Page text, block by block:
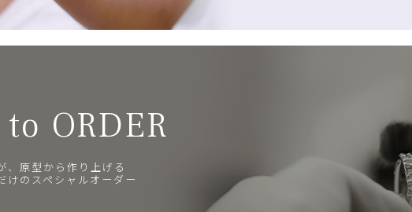
ORDER
、原型から作り上げる
けのスペシャルオーダー